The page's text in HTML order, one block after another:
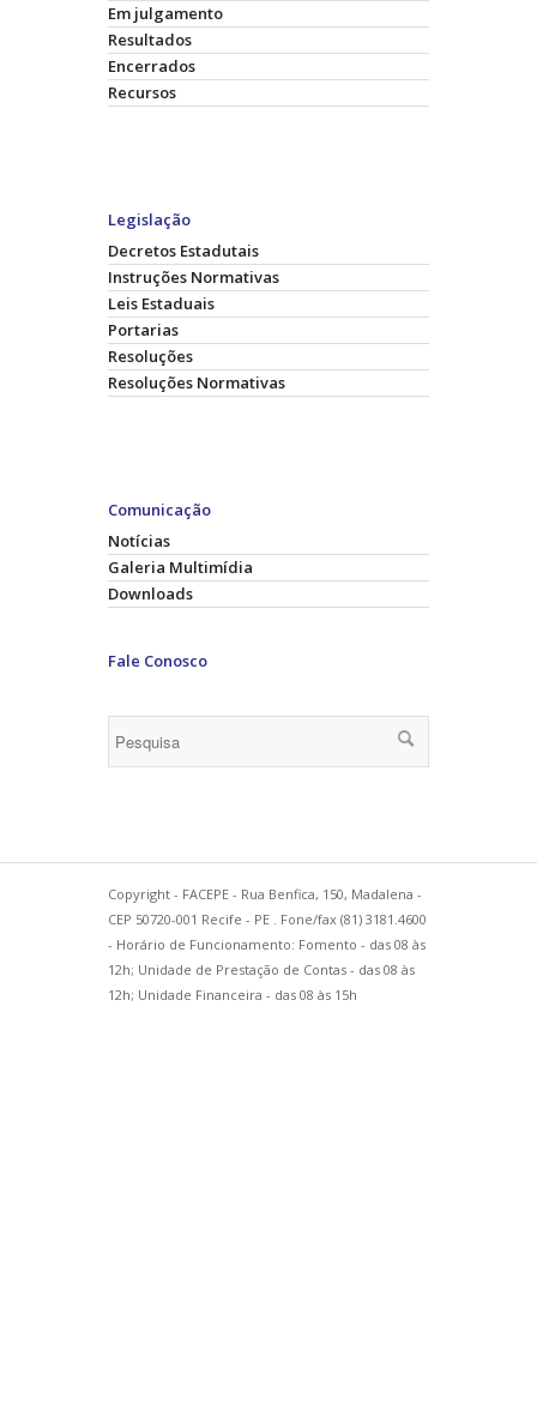
Em julgamento
Resultados
Encerrados
Recursos
Legislação
Decretos Estadutais
Instruções Normativas
Leis Estaduais
Portarias
Resoluções
Resoluções Normativas
Comunicação
Notícias
Galeria Multimídia
Downloads
Fale Conosco
Copyright - FACEPE - Rua Benfica, 150, Madalena -
CEP 50720-001 Recife - PE . Fone/fax (81) 3181.4600
- Horário de Funcionamento: Fomento - das 08 às
12h; Unidade de Prestação de Contas - das 08 às
12h; Unidade Financeira - das 08 às 15h